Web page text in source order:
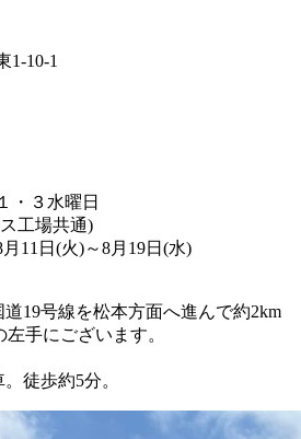
1-10-1
・３水曜日
工場共通)
11日(火)～8月19日(水)
19号線を松本方面へ進んで約2km
手にございます。
徒歩約5分。